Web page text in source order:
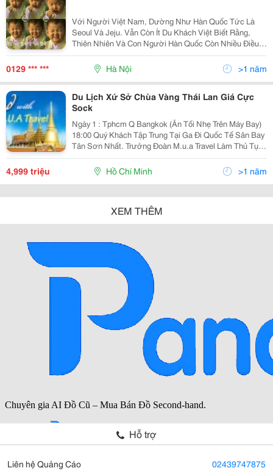
Với Người Việt Nam, Dường Như Hàn Quốc Tức Là
Seoul Và Jeju. Vẫn Còn Ít Du Khách Việt Biết Rằng,
Thiên Nhiên Và Con Người Hàn Quốc Còn Nhiều Điều
Thú Vị Hơn Nữa. Chuyên Mục Giới Thiệu Về Hàn Quốc
Hôm Nay Tour Du Lịch Hàn Quốc Sẽ Chia Sẻ Cho Bạn
0129 *** *** Hà Nội >1 năm
Du Lịch Xứ Sở Chùa Vàng Thái Lan Giá Cực
Sock
Ngày 1 : Tphcm Q Bangkok (Ăn Tối Nhẹ Trên Máy Bay)
18:00 Quý Khách Tập Trung Tại Ga Đi Quốc Tế Sân Bay
Tân Sơn Nhất. Trưởng Đoàn M.u.a Travel Làm Thủ Tục
Xuất Cảnh Cho Đoànđáp Chuyến Bayđi Thái Lan.ăn Nhẹ
Trên Máy Bay. Tối Đến Sân Bay Bangkok.
4,999 triệu Hồ Chí Minh >1 năm
XEM THÊM
Hỗ trợ
Liên hệ Quảng Cáo 02439747875